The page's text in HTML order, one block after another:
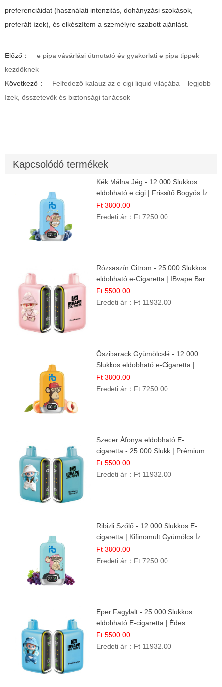
preferenciáidat (használati intenzitás, dohányzási szokások,
preferált ízek), és elkészítem a személyre szabott ajánlást.
Előző：
e pipa vásárlási útmutató és gyakorlati e pipa tippek
kezdőknek
Következő：
Felfedező kalauz az e cigi liquid világába – legjobb
ízek, összetevők és biztonsági tanácsok
Kapcsolódó termékek
Kék Málna Jég - 12.000 Slukkos
eldobható e cigi | Frissítő Bogyós Íz
Ft 3800.00
Eredeti ár： Ft 7250.00
Rózsaszín Citrom - 25.000 Slukkos
eldobható e-Cigaretta | IBvape Bar
Ft 5500.00
Eredeti ár： Ft 11932.00
Őszibarack Gyümölcslé - 12.000
Slukkos eldobható e-Cigaretta |
Friss Gyümölcs Íz
Ft 3800.00
Eredeti ár： Ft 7250.00
Szeder Áfonya eldobható E-
cigaretta - 25.000 Slukk | Prémium
Gyümölcs Íz
Ft 5500.00
Eredeti ár： Ft 11932.00
Ribizli Szőlő - 12.000 Slukkos E-
cigaretta | Kifinomult Gyümölcs Íz
Ft 3800.00
Eredeti ár： Ft 7250.00
Eper Fagylalt - 25.000 Slukkos
eldobható E-cigaretta | Édes
Desszert Íz
Ft 5500.00
Eredeti ár： Ft 11932.00